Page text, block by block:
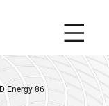
Energy 86